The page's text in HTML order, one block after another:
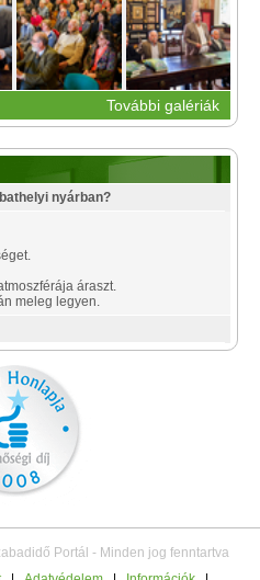
További galériák
nyárban?
áraszt.
meleg legyen.
Portál - Minden jog fenntartva